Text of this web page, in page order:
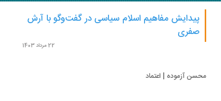
پیدایش مفاهیم اسلام سیاسی در گفت‌وگو با آرش
صفری
آزموده | اعتماد